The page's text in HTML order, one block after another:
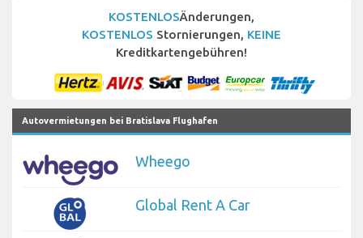
KOSTENLOSÄnderungen,
KOSTENLOS Stornierungen, KEINE
Kreditkartengebühren!
Autovermietungen bei Bratislava Flughafen
Wheego
Global Rent A Car